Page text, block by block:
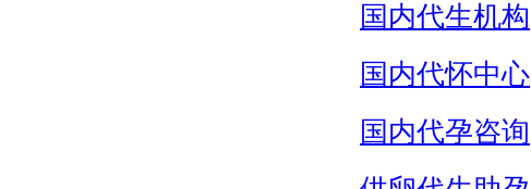
国内代生机构
国内代怀中心
国内代孕咨询